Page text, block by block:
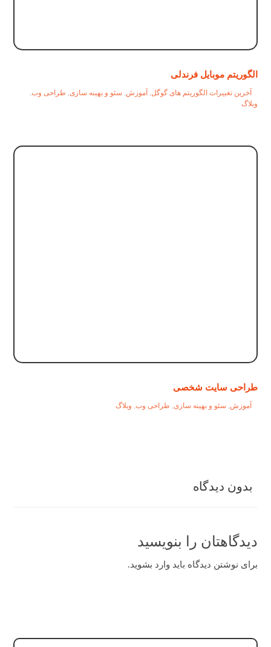
الگوریتم موبایل فرندلی
آخرین تغییرات الگوریتم های گوگل,آموزش, سئو و بهینه سازی, طراحی وب,
وبلاگ
طراحی سایت شخصی
آموزش سئو و بهینه سازی طراحی وب وبلاگ
بدون دیدگاه
دیدگاهتان را بنویسید
برای نوشتن دیدگاه باید وارد بشوید.